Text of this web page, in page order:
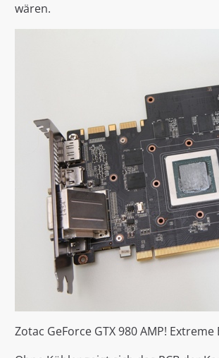
wären.
Zotac GeForce GTX 980 AMP! Extreme